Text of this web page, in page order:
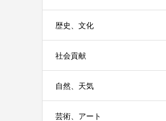
歴史、文化
社会貢献
自然、天気
芸術、アート